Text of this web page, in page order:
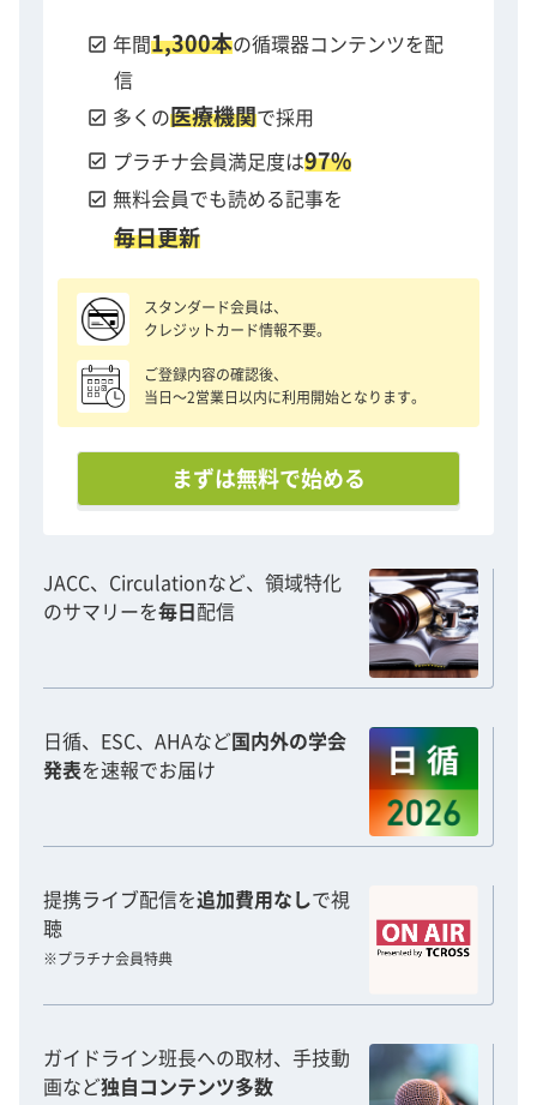
check_box 年間1,300本の循環器コンテンツを配
信
check_box 多くの医療機関で採用
check_box プラチナ会員満足度は97%
check_box 無料会員でも読める記事を
毎日更新
スタンダード会員は、
クレジットカード情報不要。
ご登録内容の確認後、
当日〜2営業日以内に利用開始となります。
まずは無料で始める
JACC、Circulationなど、領域特化
のサマリーを毎日 配信
日循、ESC、AHAなど国内外の学会
発表を速報でお届け
提携ライブ配信を追加費用なしで視
聴
※プラチナ会員特典
ガイドライン班長への取材、手技動
画など独自コンテンツ多数